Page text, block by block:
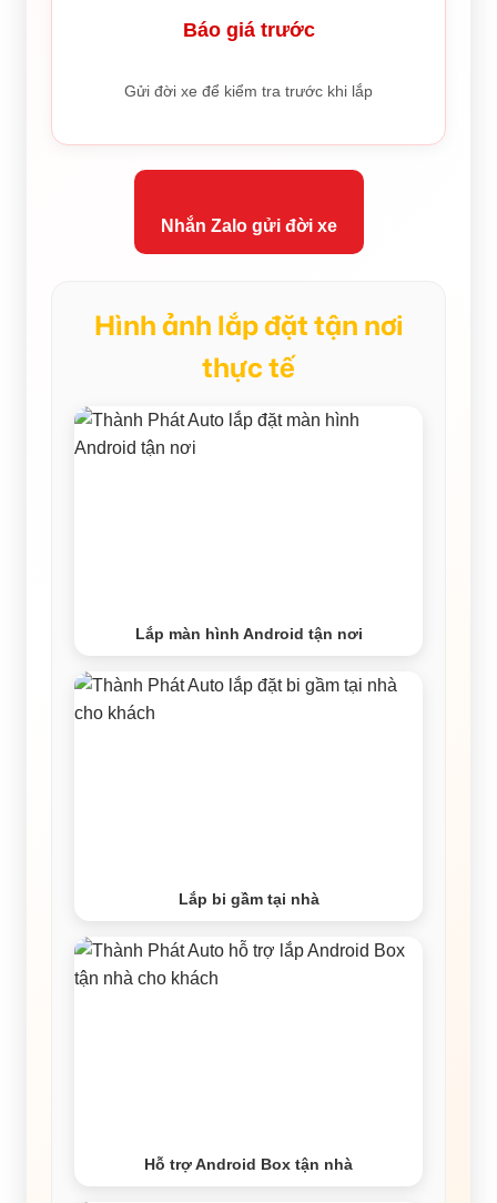
Báo giá trước
Gửi đời xe để kiểm tra trước khi lắp
Nhắn Zalo gửi đời xe
Hình ảnh lắp đặt tận nơi
thực tế
Lắp màn hình Android tận nơi
Lắp bi gầm tại nhà
Hỗ trợ Android Box tận nhà